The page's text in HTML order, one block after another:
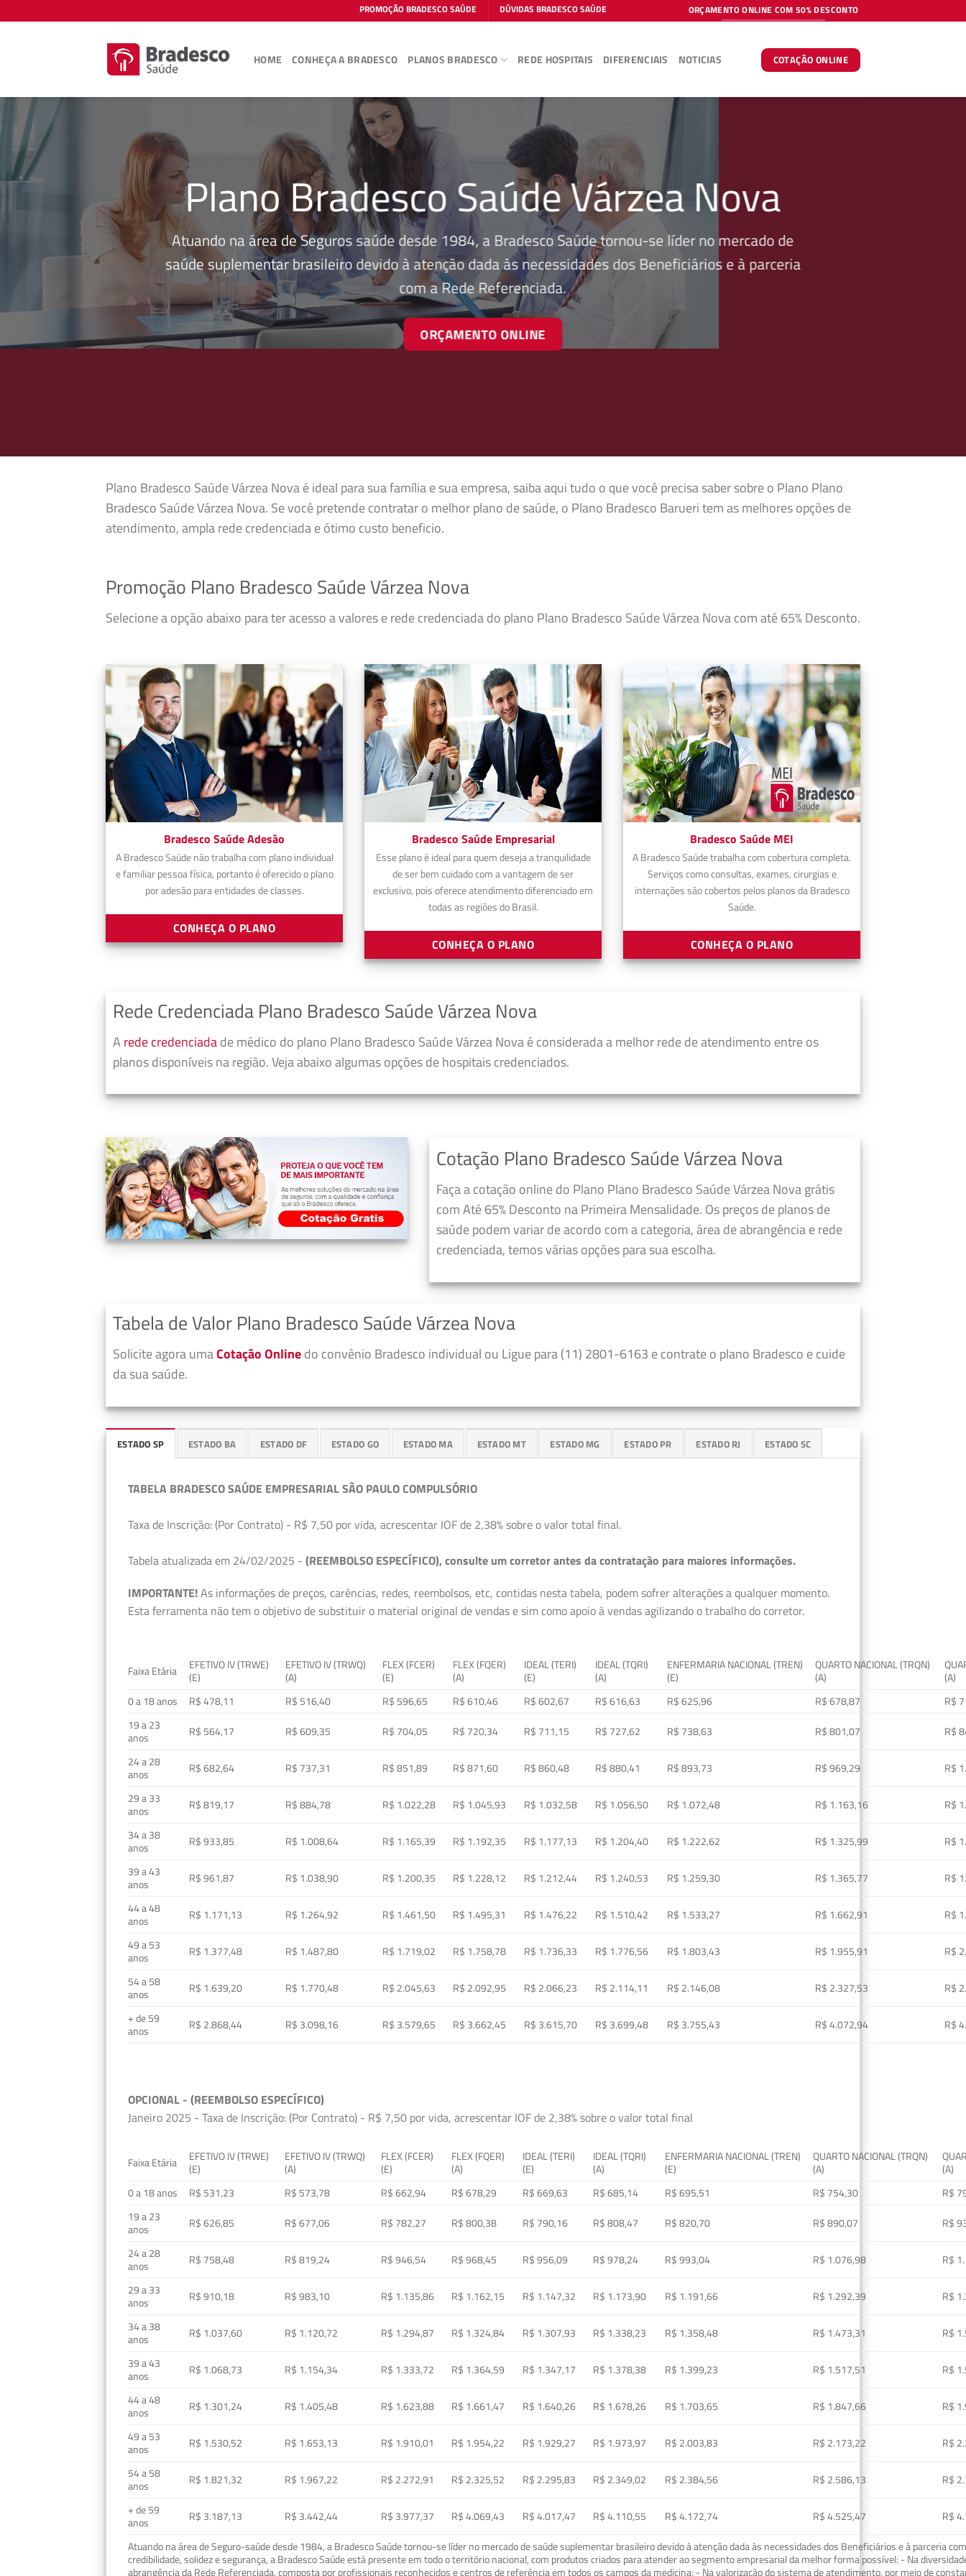
to
PROMOÇÃO BRADESCO SAÚDE DÚVIDAS BRADESCO SAÚDE ORÇAMENTO ONLINE COM 50% DESCONTO
HOME CONHEÇA A BRADESCO PLANOS BRADESCO REDE HOSPITAIS DIFERENCIAIS NOTICIAS COTAÇÃO ONLINE
Plano Bradesco Saúde Várzea Nova
Atuando na área de Seguros saúde desde 1984, a Bradesco Saúde tornou-se líder no mercado de
saúde suplementar brasileiro devido à atenção dada às necessidades dos Beneficiários e à parceria
com a Rede Referenciada.
ORÇAMENTO ONLINE
Plano Bradesco Saúde Várzea Nova é ideal para sua família e sua empresa, saiba aqui tudo o que você precisa saber sobre o Plano Plano
Bradesco Saúde Várzea Nova. Se você pretende contratar o melhor plano de saúde, o Plano Bradesco Barueri tem as melhores opções de
atendimento, ampla rede credenciada e ótimo custo beneficio.
Promoção Plano Bradesco Saúde Várzea Nova
Selecione a opção abaixo para ter acesso a valores e rede credenciada do plano Plano Bradesco Saúde Várzea Nova com até 65% Desconto.
Bradesco Saúde Adesão
A Bradesco Saúde não trabalha com plano individual
e familiar pessoa física, portanto é oferecido o plano
por adesão para entidades de classes.
CONHEÇA O PLANO
Bradesco Saúde Empresarial
Esse plano é ideal para quem deseja a tranquilidade
de ser bem cuidado com a vantagem de ser
exclusivo, pois oferece atendimento diferenciado em
todas as regiões do Brasil.
CONHEÇA O PLANO
Bradesco Saúde MEI
A Bradesco Saúde trabalha com cobertura completa.
Serviços como consultas, exames, cirurgias e
internações são cobertos pelos planos da Bradesco
Saúde.
CONHEÇA O PLANO
Rede Credenciada Plano Bradesco Saúde Várzea Nova
A rede credenciadade médico do plano Plano Bradesco Saúde Várzea Nova é considerada a melhor rede de atendimento entre os
planos disponíveis na região. Veja abaixo algumas opções de hospitais credenciados.
Cotação Plano Bradesco Saúde Várzea Nova
Faça a cotação online do Plano Plano Bradesco Saúde Várzea Nova grátis
com Até 65% Desconto na Primeira Mensalidade. Os preços de planos de
saúde podem variar de acordo com a categoria, área de abrangência e rede
credenciada, temos várias opções para sua escolha.
Tabela de Valor Plano Bradesco Saúde Várzea Nova
Solicite agora umaCotação Onlinedo convênio Bradesco individual ou Ligue para (11) 2801-6163 e contrate o plano Bradesco e cuide
da sua saúde.
ESTADO SP ESTADO BA ESTADO DF ESTADO GO ESTADO MA ESTADO MT ESTADO MG ESTADO PR ESTADO RJ ESTADO SC
TABELA BRADESCO SAÚDE EMPRESARIAL SÃO PAULO COMPULSÓRIO
Taxa de Inscrição: (Por Contrato) - R$ 7,50 por vida, acrescentar IOF de 2,38% sobre o valor total final.
Tabela atualizada em 24/02/2025 - (REEMBOLSO ESPECÍFICO), consulte um corretor antes da contratação para maiores informações.
IMPORTANTE!As informações de preços, carências, redes, reembolsos, etc, contidas nesta tabela, podem sofrer alterações a qualquer momento.
Esta ferramenta não tem o objetivo de substituir o material original de vendas e sim como apoio à vendas agilizando o trabalho do corretor.
Faixa Etária
EFETIVO IV (TRWE)
(E)
EFETIVO IV (TRWQ)
(A)
FLEX (FCER)
(E)
FLEX (FQER)
(A)
IDEAL (TERI)
(E)
IDEAL (TQRI)
(A)
ENFERMARIA NACIONAL (TREN)
(E)
QUARTO NACIONAL (TRQN)
(A)
(A)
0 a 18 anos
R$ 478,11 R$ 516,40 R$ 596,65 R$ 610,46 R$ 602,67 R$ 616,63 R$ 625,96 R$ 678,87
R$
19 a 23
anos
R$ 564,17 R$ 609,35 R$ 704,05 R$ 720,34 R$ 711,15 R$ 727,62 R$ 738,63 R$ 801,07
R$
24 a 28
anos
R$ 682,64 R$ 737,31 R$ 851,89 R$ 871,60 R$ 860,48 R$ 880,41 R$ 893,73 R$ 969,29
R$
29 a 33
anos
R$ 819,17 R$ 884,78 R$ 1.022,28 R$ 1.045,93 R$ 1.032,58 R$ 1.056,50 R$ 1.072,48 R$ 1.163,16
R$
34 a 38
anos
R$ 933,85 R$ 1.008,64 R$ 1.165,39 R$ 1.192,35 R$ 1.177,13 R$ 1.204,40 R$ 1.222,62 R$ 1.325,99
R$
39 a 43
anos
R$ 961,87 R$ 1.038,90 R$ 1.200,35 R$ 1.228,12 R$ 1.212,44 R$ 1.240,53 R$ 1.259,30 R$ 1.365,77
R$
44 a 48
anos
R$ 1.171,13 R$ 1.264,92 R$ 1.461,50 R$ 1.495,31 R$ 1.476,22 R$ 1.510,42 R$ 1.533,27 R$ 1.662,91
R$
49 a 53
anos
R$ 1.377,48 R$ 1.487,80 R$ 1.719,02 R$ 1.758,78 R$ 1.736,33 R$ 1.776,56 R$ 1.803,43 R$ 1.955,91
R$
54 a 58
anos
R$ 1.639,20 R$ 1.770,48 R$ 2.045,63 R$ 2.092,95 R$ 2.066,23 R$ 2.114,11 R$ 2.146,08 R$ 2.327,53
R$
+ de 59
anos
R$ 2.868,44 R$ 3.098,16 R$ 3.579,65 R$ 3.662,45 R$ 3.615,70 R$ 3.699,48 R$ 3.755,43 R$ 4.072,94 R$
OPCIONAL - (REEMBOLSO ESPECÍFICO)
Janeiro 2025 - Taxa de Inscrição: (Por Contrato) - R$ 7,50 por vida, acrescentar IOF de 2,38% sobre o valor total final
Faixa Etária
EFETIVO IV (TRWE)
(E)
EFETIVO IV (TRWQ)
(A)
FLEX (FCER)
(E)
FLEX (FQER)
(A)
IDEAL (TERI)
(E)
IDEAL (TQRI)
(A)
ENFERMARIA NACIONAL (TREN)
(E)
QUARTO NACIONAL (TRQN)
(A)
(A)
0 a 18 anos
R$ 531,23 R$ 573,78 R$ 662,94 R$ 678,29 R$ 669,63 R$ 685,14 R$ 695,51 R$ 754,30
R$
19 a 23
anos
R$ 626,85 R$ 677,06 R$ 782,27 R$ 800,38 R$ 790,16 R$ 808,47 R$ 820,70 R$ 890,07
R$
24 a 28
anos
R$ 758,48 R$ 819,24 R$ 946,54 R$ 968,45 R$ 956,09 R$ 978,24 R$ 993,04 R$ 1.076,98
R$
29 a 33
anos
R$ 910,18 R$ 983,10 R$ 1.135,86 R$ 1.162,15 R$ 1.147,32 R$ 1.173,90 R$ 1.191,66 R$ 1.292,39
R$
34 a 38
anos
R$ 1.037,60 R$ 1.120,72 R$ 1.294,87 R$ 1.324,84 R$ 1.307,93 R$ 1.338,23 R$ 1.358,48 R$ 1.473,31
R$
39 a 43
anos
R$ 1.068,73 R$ 1.154,34 R$ 1.333,72 R$ 1.364,59 R$ 1.347,17 R$ 1.378,38 R$ 1.399,23 R$ 1.517,51
R$
44 a 48
anos
R$ 1.301,24 R$ 1.405,48 R$ 1.623,88 R$ 1.661,47 R$ 1.640,26 R$ 1.678,26 R$ 1.703,65 R$ 1.847,66
R$
49 a 53
anos
R$ 1.530,52 R$ 1.653,13 R$ 1.910,01 R$ 1.954,22 R$ 1.929,27 R$ 1.973,97 R$ 2.003,83 R$ 2.173,22
R$
54 a 58
anos
R$ 1.821,32 R$ 1.967,22 R$ 2.272,91 R$ 2.325,52 R$ 2.295,83 R$ 2.349,02 R$ 2.384,56 R$ 2.586,13
R$
+ de 59
anos
R$ 3.187,13 R$ 3.442,44 R$ 3.977,37 R$ 4.069,43 R$ 4.017,47 R$ 4.110,55 R$ 4.172,74 R$ 4.525,47
R$
Atuando na área de Seguro-saúde desde 1984, a Bradesco Saúde tornou-se líder no mercado de saúde suplementar brasileiro devido à atenção dada às necessidades dos Beneficiários e à parceria
credibilidade, solidez e segurança, a Bradesco Saúde está presente em todo o território nacional, com produtos criados para atender ao segmento empresarial da melhor forma possível: - Na
abrangência da Rede Referenciada, composta por profissionais reconhecidos e centros de referência em todos os campos da medicina; - Na valorização do sistema de atendimento, por meio de